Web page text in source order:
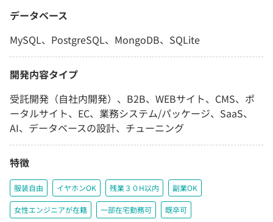
データベース
MySQL、PostgreSQL、MongoDB、SQLite
開発内容タイプ
受託開発（自社内開発）、B2B、WEBサイト、CMS、ポ
ータルサイト、EC、業務システム/パッケージ、SaaS、
AI、データベースの設計、チューニング
特徴
服装自由 イヤホンOK 残業３０H以内 副業OK
女性エンジニアが在籍 一部在宅勤務可 既卒可